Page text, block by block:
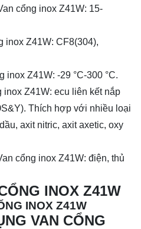
cổng inox Z41W: 15-
inox Z41W: CF8(304),
inox Z41W: -29 °C-300 °C.
Z41W: ecu liên kết nắp
Thích hợp với nhiều loại
axit nitric, axit axetic, oxy
cổng inox Z41W: điện, thủ
INOX Z41W
INOX Z41W
VAN CỔNG